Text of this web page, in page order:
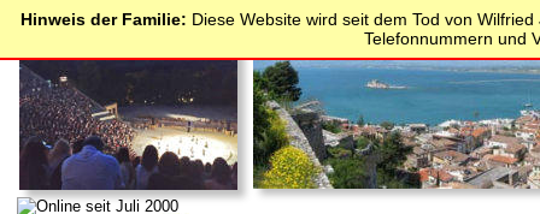
Hinweis der Familie: Diese Website wird seit dem Tod von
Telefonnummern und